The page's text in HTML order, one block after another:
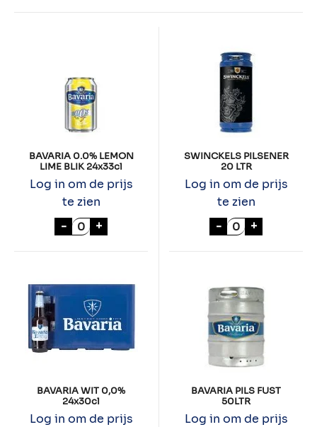
BAVARIA 0.0% LEMON
LIME BLIK 24x33cl
Log in om de prijs
te zien
- BAVARIA 0.0% LEMON LIME BLIK 24x33cl
+
SWINCKELS PILSENER
20 LTR
Log in om de prijs
te zien
- SWINCKELS
+
BAVARIA WIT 0,0%
24x30cl
Log in om de prijs
BAVARIA PILS FUST
50LTR
Log in om de prijs